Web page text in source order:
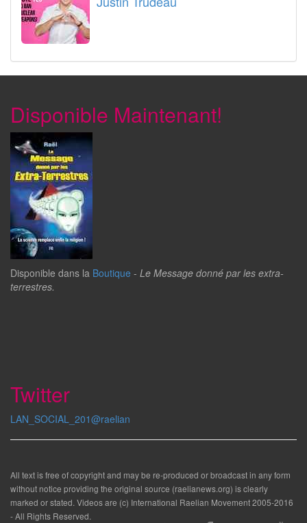
Disponible Maintenant!
Disponible dans la Boutique - Le Message donné par les extra-
terrestres.
Twitter
LAN_SOCIAL_201@raelian
All text is free of copyright and may be re-produced or broadcast in any form
without notice providing the original source (raelianews.org) is clearly
marked or stated. Videos are (c) International Raelian Movement 2005-2016
- All Rights Reserved.